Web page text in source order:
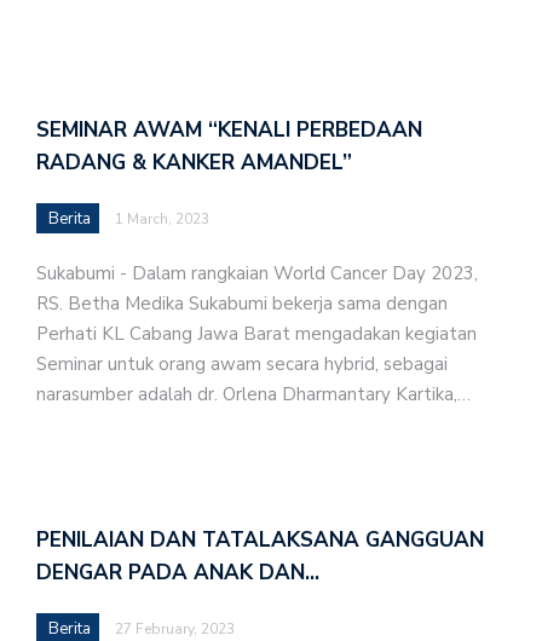
SEMINAR AWAM “KENALI PERBEDAAN
RADANG & KANKER AMANDEL”
Berita 1 March, 2023
Sukabumi - Dalam rangkaian World Cancer Day 2023,
RS. Betha Medika Sukabumi bekerja sama dengan
Perhati KL Cabang Jawa Barat mengadakan kegiatan
Seminar untuk orang awam secara hybrid, sebagai
narasumber adalah dr. Orlena Dharmantary Kartika,…
PENILAIAN DAN TATALAKSANA GANGGUAN
DENGAR PADA ANAK DAN…
Berita 27 February, 2023